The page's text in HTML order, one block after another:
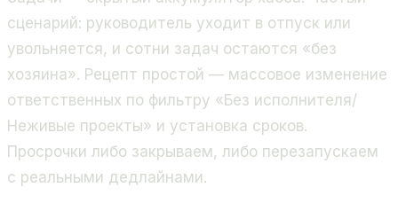
сценарий: руководитель уходит в отпуск или
увольняется, и сотни задач остаются «без
хозяина». Рецепт простой — массовое изменение
ответственных по фильтру «Без исполнителя/
Неживые проекты» и установка сроков.
Просрочки либо закрываем, либо перезапускаем
с реальными дедлайнами.